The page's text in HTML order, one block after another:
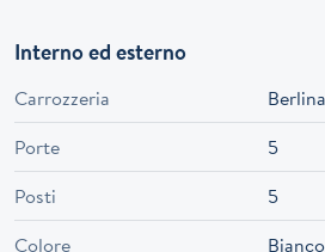
Interno ed esterno
Carrozzeria
Berlina
Porte
5
Posti
5
Colore
Bianco